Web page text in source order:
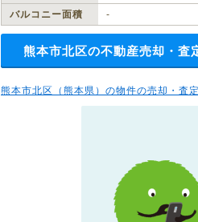
バルコニー面積
‐
熊本市北区の不動産売却・査
熊本市北区（熊本県）の物件の売却・査